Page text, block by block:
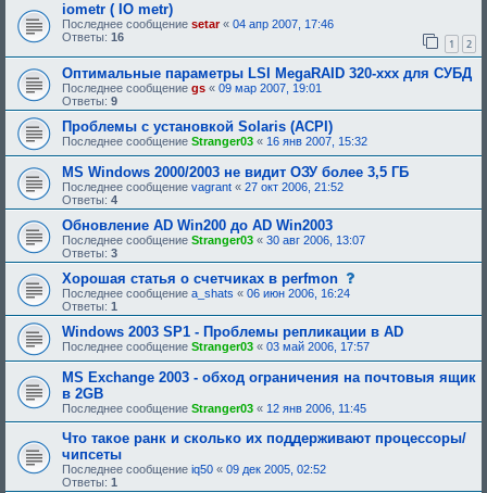
р
я
:
iometr ( IO metr)
Последнее сообщение setar« 04 апр 2007, 17:46
Ответы: 16 1 2
Оптимальные параметры LSI MegaRAID 320-xxx для СУБД
Последнее сообщение gs « 09 мар 2007, 19:01
Ответы: 9
Проблемы с установкой Solaris (ACPI)
Последнее сообщение Stranger03 « 16 янв 2007, 15:32
MS Windows 2000/2003 не видит ОЗУ более 3,5 ГБ
Последнее сообщение vagrant « 27 окт 2006, 21:52
Ответы: 4
Обновление AD Win200 до AD Win2003
Последнее сообщение Stranger03 « 30 авг 2006, 13:07
Ответы: 3
Хорошая статья о счетчиках в perfmon
б
щ
е
н
е
т
р
б
Последнее сообщение a_shats « 06 июн 2006, 16:24
Ответы: 1
Windows 2003 SP1 - Проблемы репликации в AD
Последнее сообщение Stranger03 « 03 май 2006, 17:57
MS Exchange 2003 - обход ограничения на почтовыя ящик
в 2GB
Последнее сообщение Stranger03 « 12 янв 2006, 11:45
Что такое ранк и сколько их поддерживают процессоры/
чипсеты
Последнее сообщение iq50 « 09 дек 2005, 02:52
Ответы: 1